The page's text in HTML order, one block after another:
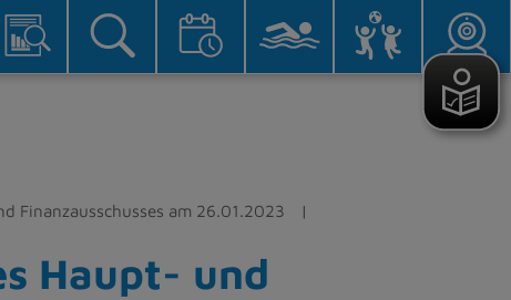
Finanzausschusses am 26.01.2023
Haupt- und